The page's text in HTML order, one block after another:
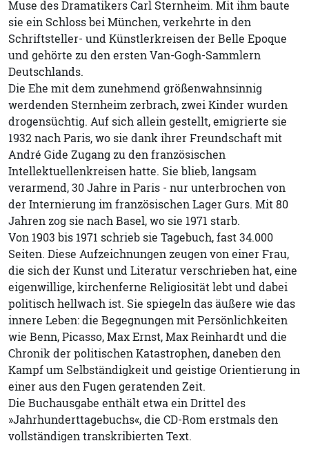
Muse des Dramatikers Carl Sternheim. Mit ihm baute
sie ein Schloss bei München, verkehrte in den
Schriftsteller- und Künstlerkreisen der Belle Epoque
und gehörte zu den ersten Van-Gogh-Sammlern
Deutschlands.
Die Ehe mit dem zunehmend größenwahnsinnig
werdenden Sternheim zerbrach, zwei Kinder wurden
drogensüchtig. Auf sich allein gestellt, emigrierte sie
1932 nach Paris, wo sie dank ihrer Freundschaft mit
André Gide Zugang zu den französischen
Intellektuellenkreisen hatte. Sie blieb, langsam
verarmend, 30 Jahre in Paris - nur unterbrochen von
der Internierung im französischen Lager Gurs. Mit 80
Jahren zog sie nach Basel, wo sie 1971 starb.
Von 1903 bis 1971 schrieb sie Tagebuch, fast 34.000
Seiten. Diese Aufzeichnungen zeugen von einer Frau,
die sich der Kunst und Literatur verschrieben hat, eine
eigenwillige, kirchenferne Religiosität lebt und dabei
politisch hellwach ist. Sie spiegeln das äußere wie das
innere Leben: die Begegnungen mit Persönlichkeiten
wie Benn, Picasso, Max Ernst, Max Reinhardt und die
Chronik der politischen Katastrophen, daneben den
Kampf um Selbständigkeit und geistige Orientierung in
einer aus den Fugen geratenden Zeit.
Die Buchausgabe enthält etwa ein Drittel des
»Jahrhunderttagebuchs«, die CD-Rom erstmals den
vollständigen transkribierten Text.